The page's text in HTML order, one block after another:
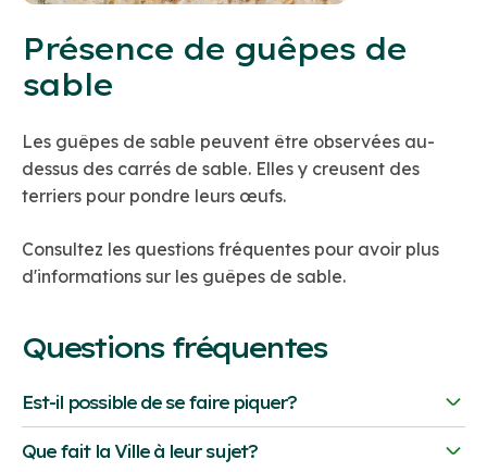
Présence de guêpes de
sable
Les guêpes de sable peuvent être observées au-
dessus des carrés de sable. Elles y creusent des
terriers pour pondre leurs œufs.
Consultez les questions fréquentes pour avoir plus
d'informations sur les guêpes de sable.
Questions fréquentes
Est-il possible de se faire piquer?
Les recherches effectuées par les spécialistes de la
Ville de Montréal démontrent qu'une piqûre n'est pas
Que fait la Ville à leur sujet?